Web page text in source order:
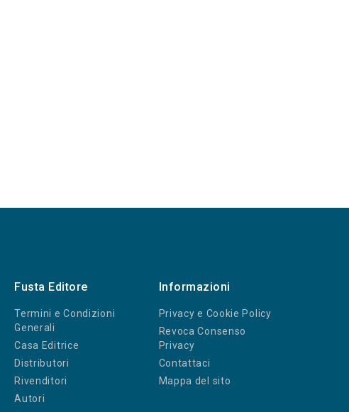
Fusta Editore
Termini e Condizioni
Generali
Casa Editrice
Distributori
Rivenditori
Autori
Informazioni
Privacy e Cookie Policy
Revoca Consenso
Privacy
Contattaci
Mappa del sito